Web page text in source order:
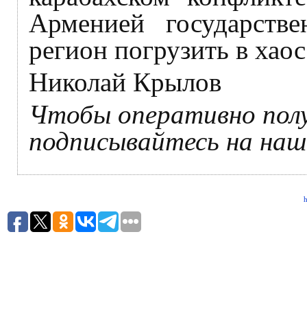
Арменией
регион погрузить в
Николай Крылов
Чтобы оперативно
подписывайтесь на